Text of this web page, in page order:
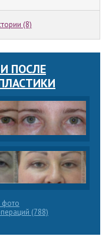
(8)
ПОСЛЕ
фото
(788)